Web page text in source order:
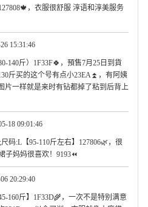
，衣服很舒服 淳语和淳美服务
15:31:46
140斤）1F33F🍀，預售7月25日到貨
斤买的这个号有点小23EA⏫，有阿姨
片一样就是来时有钻都掉了粘到后背上
18 09:01:46
码:L【95-110斤左右】127806🌿，很
妈妈很喜欢！9193⏪
20:29:40
160斤】1F33D🌾，一次不是特别满意